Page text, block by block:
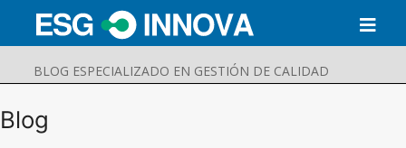
BLOG ESPECIALIZADO EN GESTIÓN DE CALIDAD
Blog